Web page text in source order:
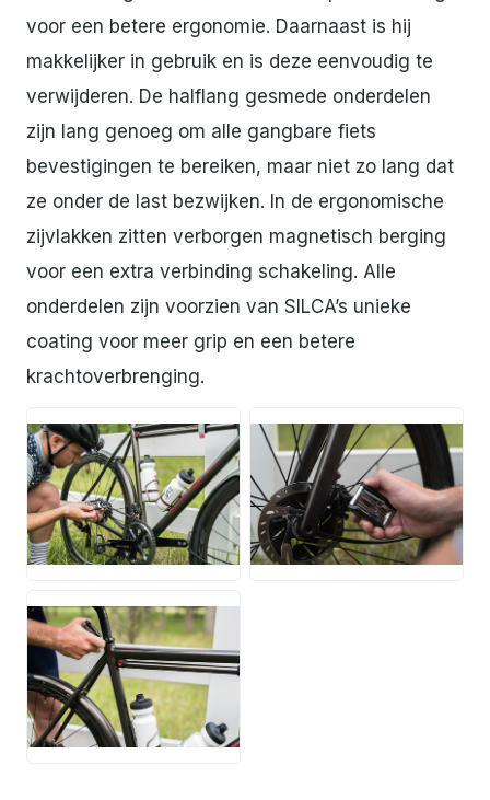
voor een betere ergonomie. Daarnaast is hij
makkelijker in gebruik en is deze eenvoudig te
verwijderen. De halflang gesmede onderdelen
zijn lang genoeg om alle gangbare fiets
bevestigingen te bereiken, maar niet zo lang dat
ze onder de last bezwijken. In de ergonomische
zijvlakken zitten verborgen magnetisch berging
voor een extra verbinding schakeling. Alle
onderdelen zijn voorzien van SILCA’s unieke
coating voor meer grip en een betere
krachtoverbrenging.
JPG JPG
JPG